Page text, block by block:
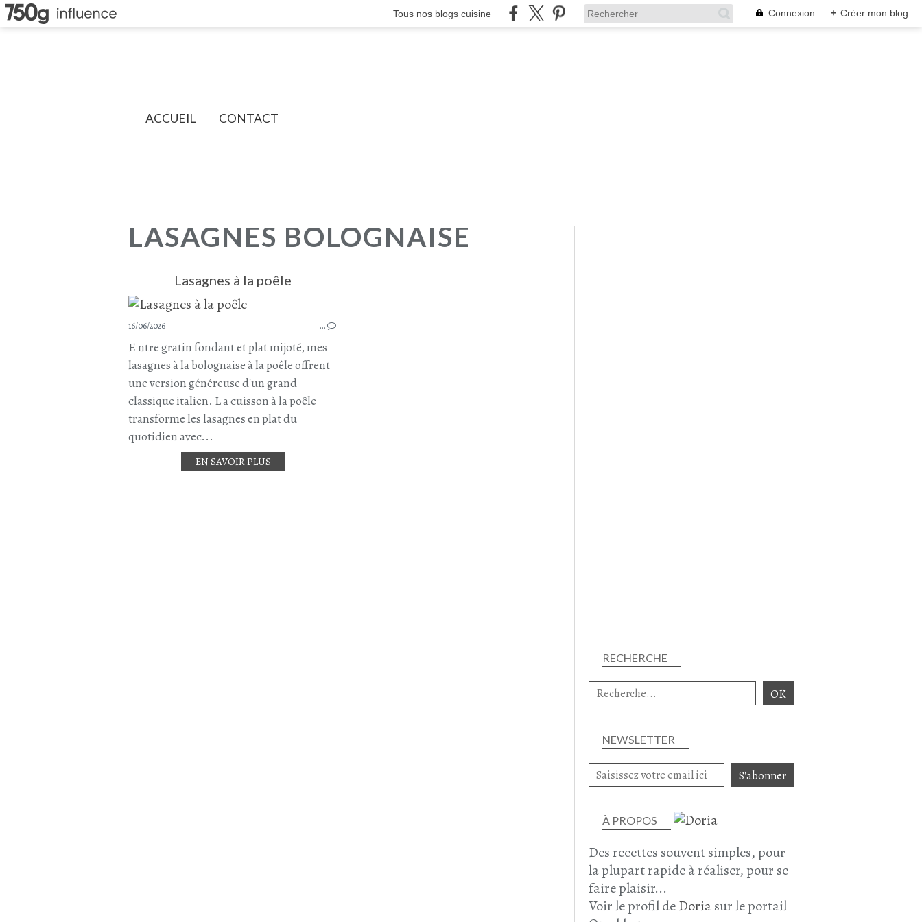
Tous nos blogs cuisine Connexion + Créer mon blog
ACCUEIL CONTACT
LASAGNES BOLOGNAISE
Lasagnes à la poêle
16/06/2026 …
E ntre gratin fondant et plat mijoté, mes
lasagnes à la bolognaise à la poêle offrent
une version généreuse d'un grand
classique italien. L a cuisson à la poêle
transforme les lasagnes en plat du
quotidien avec...
EN SAVOIR PLUS
NEWSLETTER
RECHERCHE
À PROPOS
Des recettes souvent simples, pour
la plupart rapide à réaliser, pour se
faire plaisir...
Voir le profil deDoriasur le portail